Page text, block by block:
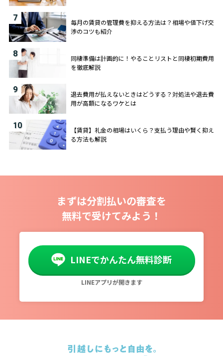
7
毎月の賃貸の管理費を抑える方法は？相場や値下げ交
渉のコツも紹介
8
同棲準備は計画的に！やることリストと同棲初期費用
を徹底解説
9
退去費用が払えないときはどうする？対処法や退去費
用が高額になるワケとは
10
【賃貸】礼金の相場はいくら？支払う理由や賢く抑え
る方法も解説
まずは分割払いの審査を
無料で受けてみよう！
LINEでかんたん無料診断
LINEアプリが開きます